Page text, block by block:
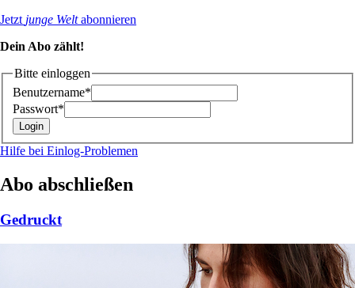
Jetzt junge Weltabonnieren
Dein Abo zählt!
Bitte einloggen
Benutzername*
Passwort*
Hilfe bei Einlog-Problemen
Abo abschließen
Gedruckt